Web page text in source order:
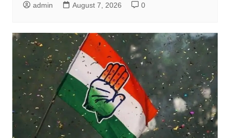
admin August 7, 2026 0